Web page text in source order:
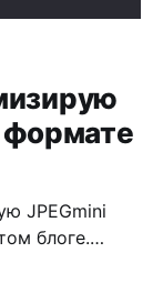
формате
JPEGmini
блоге.